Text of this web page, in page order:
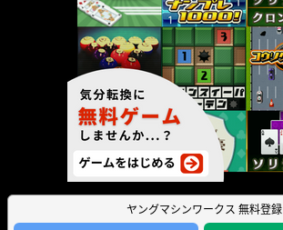
ヤングマシンワークス 無料登録